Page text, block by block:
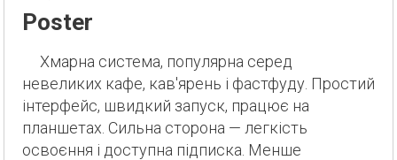
Poster
Хмарна система, популярна серед
невеликих кафе, кав'ярень і фастфуду. Простий
інтерфейс, швидкий запуск, працює на
планшетах. Сильна сторона — легкість
освоєння і доступна підписка. Менше